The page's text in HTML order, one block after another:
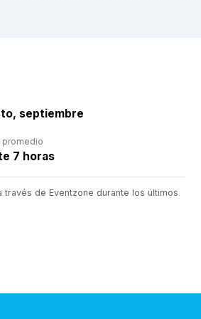
septiembre
7 horas
través de Eventzone durante los últimos